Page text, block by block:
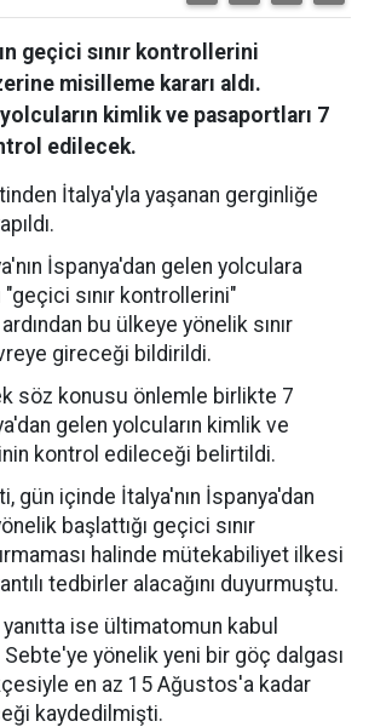
geçici sınır kontrollerini
misilleme kararı aldı.
kimlik ve pasaportları 7
edilecek.
İtalya'yla yaşanan gerginliğe
İspanya'dan gelen yolculara
"geçici sınır kontrollerini"
ardından bu ülkeye yönelik sınır
gireceği bildirildi.
söz konusu önlemle birlikte 7
gelen yolcuların kimlik ve
kontrol edileceği belirtildi.
gün içinde İtalya'nın İspanya'dan
başlattığı geçici sınır
halinde mütekabiliyet ilkesi
tedbirler alacağını duyurmuştu.
ise ültimatomun kabul
yönelik yeni bir göç dalgası
en az 15 Ağustos'a kadar
kaydedilmişti.